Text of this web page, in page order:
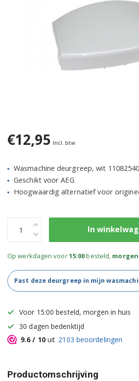
€12,95 Incl. btw
Wasmachine deurgreep, wit
Geschikt voor AEG
Hoogwaardig alternatief voor
In
Op werkdagen voor15:00besteld, morgen
Past deze deurgreep in mijn
Voor 15:00 besteld, morgen in huis
30 dagen bedenktijd
9.6 / 10uit 2103 beoordelingen
Productomschrijving